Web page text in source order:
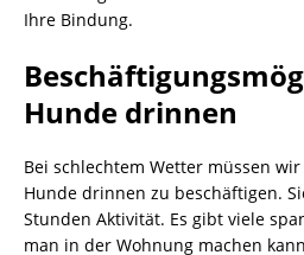
Ihre Bindung.
Hunde drinnen
Bei schlechtem Wetter müssen
Hunde drinnen zu beschäftigen.
Stunden Aktivität. Es gibt viele
man in der Wohnung machen